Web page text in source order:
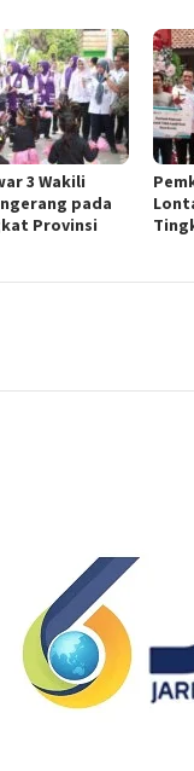
3 Wakili
pada
Provinsi